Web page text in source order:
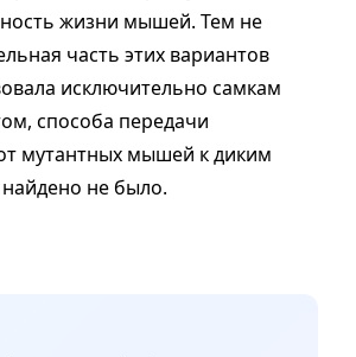
жизни мышей. Тем не
часть этих вариантов
исключительно самкам
способа передачи
мутантных мышей к диким
не было.